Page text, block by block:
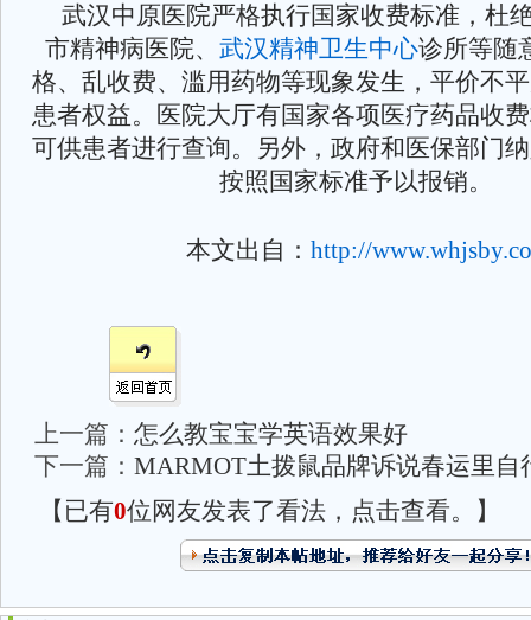
武汉中原医院严格执行国家收费标准，杜
市精神病医院、 武汉精神卫生中心诊所等随
格、乱收费、滥用药物等现象发生，平价不
患者权益。医院大厅有国家各项医疗药品收
可供患者进行查询。另外，政府和医保部门
按照国家标准予以报销。
本文出自： http://
上一篇： 怎么教宝宝学英语效果好
下一篇： MARMOT土拨鼠品牌诉说春运里自
【已有0位网友发表了看法，点击查看。】